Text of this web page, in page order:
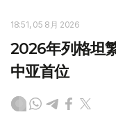
18:51, 05 8月 2026
2026年列格坦
中亚首位